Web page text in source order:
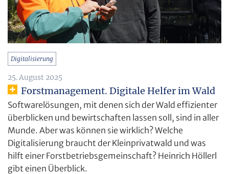
Digitalisierung
25. August 2025
Forstmanagement. Digitale Helfer im Wald
Softwarelösungen, mit denen sich der Wald effizienter
überblicken und bewirtschaften lassen soll, sind in aller
Munde. Aber was können sie wirklich? Welche
Digitalisierung braucht der Kleinprivatwald und was
hilft einer Forstbetriebsgemeinschaft? Heinrich Höllerl
gibt einen Überblick.